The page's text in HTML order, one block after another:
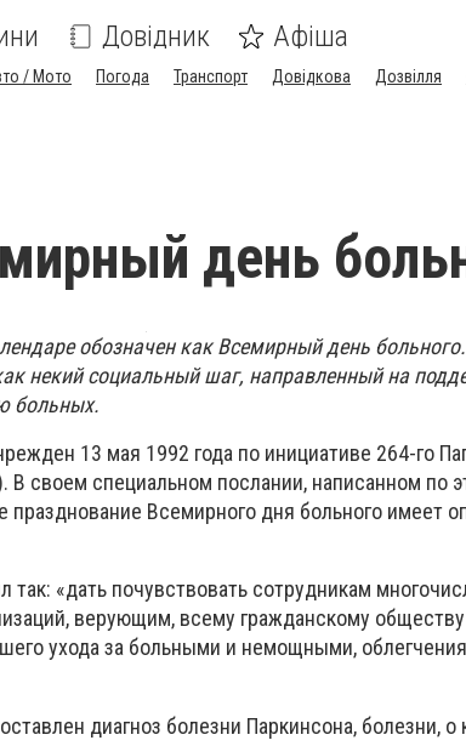
Довідник Афіша
/ Мото Погода Транспорт Довідкова Дозвілля
день
обозначен как Всемирный день
некий социальный шаг, направленный на
больных.
13 мая 1992 года по инициативе 264-го
В своем специальном послании, написанном по
празднование Всемирного дня больного имеет
так: «дать почувствовать сотрудникам
верующим, всему гражданскому обществу
ухода за больными и немощными,
диагноз болезни Паркинсона, болезни, о